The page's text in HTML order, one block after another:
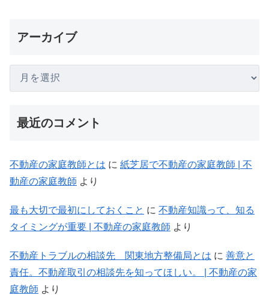
アーカイブ
最近のコメント
不動産の家庭教師とは に 紙芝居で不動産の家庭教師 | 不
動産の家庭教師 より
最も大切で最初にしておくこと に 不動産知識って、知る
タイミングが重要 | 不動産の家庭教師 より
不動産トラブルの相談先 関東地方整備局とは に 善意と
責任。不動産取引の相談先を知ってほしい。 | 不動産の家
庭教師 より